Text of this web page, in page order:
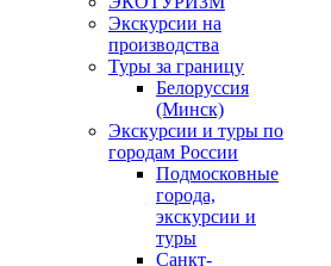
Экскурсии на
производства
Туры за границу
Белоруссия
(Минск)
Экскурсии и туры по
городам России
Подмосковные
города,
экскурсии и
туры
Санкт-